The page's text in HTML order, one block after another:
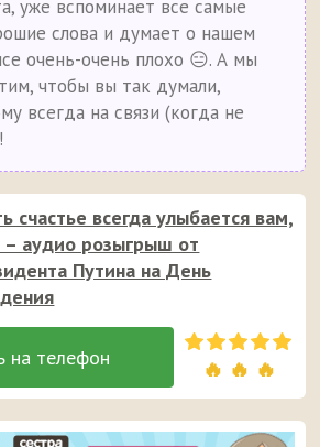
уже вспоминает все самые
слова и думает о нашем
очень-очень плохо 😑. А мы
чтобы вы так думали,
всегда на связи (когда не
счастье всегда улыбается вам,
– аудио розыгрыш от
Путина на День
🔥 🔥 🔥